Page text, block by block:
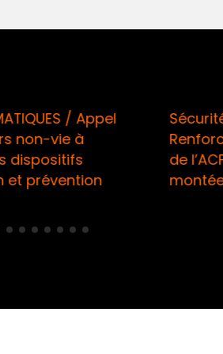
Sécurité informatique /
Renforcement des
de l’ACPR en réaction à
montée en puissance de